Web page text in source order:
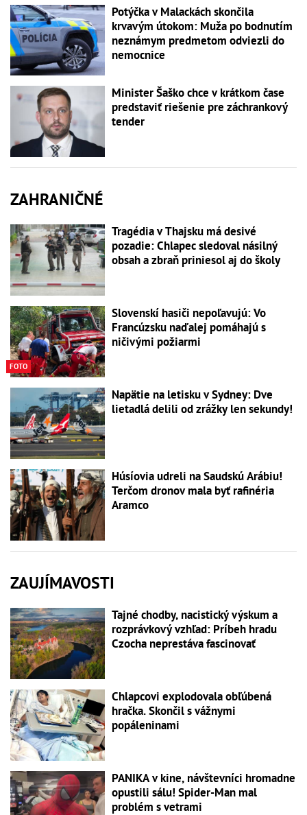
Potýčka v Malackách skončila
krvavým útokom: Muža po bodnutím
neznámym predmetom odviezli do
nemocnice
Minister Šaško chce v krátkom čase
predstaviť riešenie pre záchrankový
tender
ZAHRANIČNÉ
Tragédia v Thajsku má desivé
pozadie: Chlapec sledoval násilný
obsah a zbraň priniesol aj do školy
FOTO
Slovenskí hasiči nepoľavujú: Vo
Francúzsku naďalej pomáhajú s
ničivými požiarmi
Napätie na letisku v Sydney: Dve
lietadlá delili od zrážky len sekundy!
Húsíovia udreli na Saudskú Arábiu!
Terčom dronov mala byť rafinéria
Aramco
ZAUJÍMAVOSTI
Tajné chodby, nacistický výskum a
rozprávkový vzhľad: Príbeh hradu
Czocha neprestáva fascinovať
Chlapcovi explodovala obľúbená
hračka. Skončil s vážnymi
popáleninami
PANIKA v kine, návštevníci hromadne
opustili sálu! Spider-Man mal
problém s vetrami